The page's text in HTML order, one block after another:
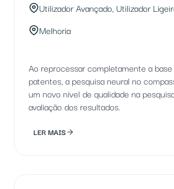
Utilizador Avançado, Utilizador
Melhoria
Ao reprocessar completamente a
patentes, a pesquisa neural no
um novo nível de qualidade na
avaliação dos resultados.
LER MAIS